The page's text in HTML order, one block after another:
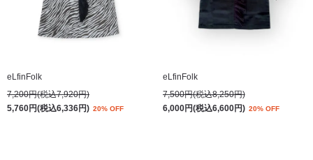
eLfinFolk
7,200円(税込7,920円)
5,760円(税込6,336円) 20% OFF
eLfinFolk
7,500円(税込8,250円)
6,000円(税込6,600円) 20% OFF